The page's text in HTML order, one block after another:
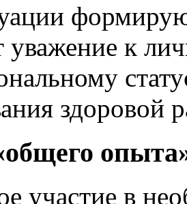
уважение к
здоровой
участие в